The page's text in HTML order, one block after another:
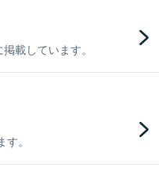
載しています。
。